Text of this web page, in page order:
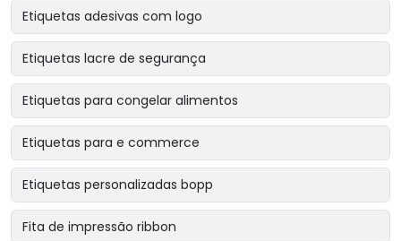
Etiquetas adesivas com logo
Etiquetas lacre de segurança
Etiquetas para congelar alimentos
Etiquetas para e commerce
Etiquetas personalizadas bopp
Fita de impressão ribbon